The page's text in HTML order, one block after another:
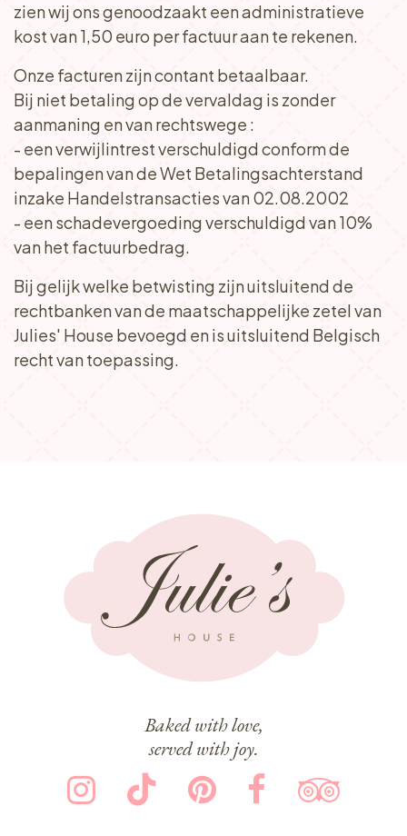
zien wij ons genoodzaakt een administratieve
kost van 1,50 euro per factuur aan te rekenen.
Onze facturen zijn contant betaalbaar.
Bij niet betaling op de vervaldag is zonder
aanmaning en van rechtswege :
- een verwijlintrest verschuldigd conform de
bepalingen van de Wet Betalingsachterstand
inzake Handelstransacties van 02.08.2002
- een schadevergoeding verschuldigd van 10%
van het factuurbedrag.
Bij gelijk welke betwisting zijn uitsluitend de
rechtbanken van de maatschappelijke zetel van
Julies' House bevoegd en is uitsluitend Belgisch
recht van toepassing.
Baked with love,
served with joy.